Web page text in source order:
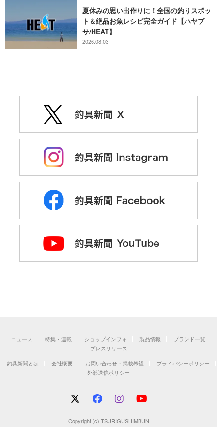
夏休みの思い出作りに！全国の釣りスポッ
ト＆絶品お魚レシピ完全ガイド【ハヤブ
サ/HEAT】
2026.08.03
ニュース 特集・連載 ショップインフォ 製品情報
ブランド一覧
プレスリリース
釣具新聞とは
会社概要 お問い合わせ・掲載希望
プライバシーポリシー
外部送信ポリシー
Copyright (c) TSURIGUSHIMBUN